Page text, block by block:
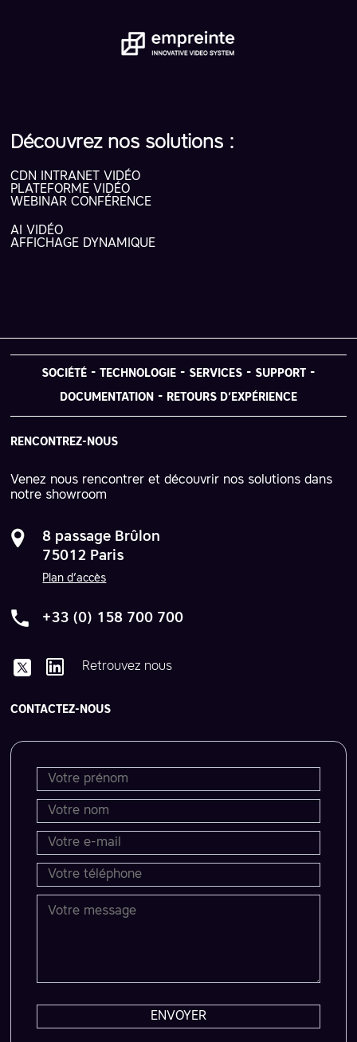
Découvrez nos solutions :
CDN INTRANET VIDÉO
PLATEFORME VIDÉO
WEBINAR CONFÉRENCE
AI VIDÉO
AFFICHAGE DYNAMIQUE
SOCIÉTÉ TECHNOLOGIE SERVICES SUPPORT
DOCUMENTATION RETOURS D’EXPÉRIENCE
RENCONTREZ-NOUS
Venez nous rencontrer et découvrir nos solutions dans
notre showroom
8 passage Brûlon
75012 Paris
Plan d’accès
+33 (0) 158 700 700
Retrouvez nous
CONTACTEZ-NOUS